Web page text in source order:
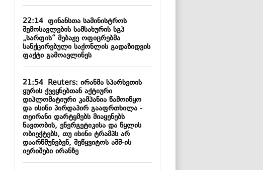
22:14ფინანსთა სამინისტროს
შემოსავლების სამსახურის სგპ
„სარფის“ მებაჟე ოფიცრებმა
სანქცირებული საქონლის გადაზიდვის
ფაქტი გამოავლინეს
21:54Reuters: ირანმა სპარსეთის
ყურის ქვეყნებთან აქტიური
დიპლომატიური კამპანია წამოიწყო
და ისინი პირდაპირ გააფრთხილა -
თეირანი დარტყმებს მიაყენებს
ნავთობის, ენერგეტიკისა და წყლის
ობიექტებს, თუ ისინი ტრამპს არ
დაარწმუნებენ, შეწყვიტოს აშშ-ის
იერიშები ირანზე